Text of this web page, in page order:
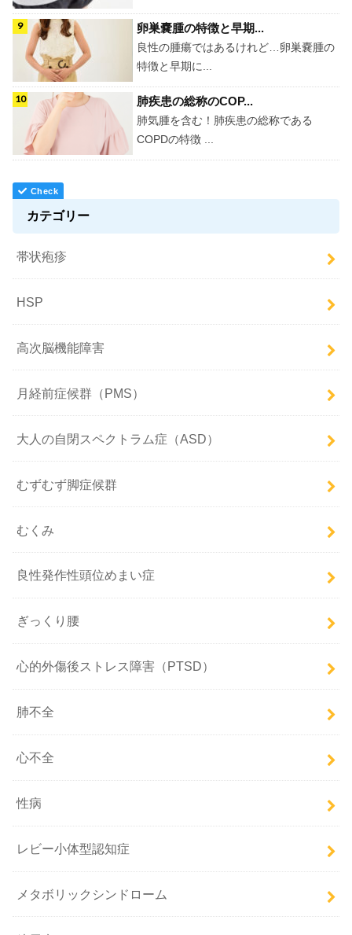
卵巣嚢腫の特徴と早期...
良性の腫瘍ではあるけれど…卵巣嚢腫の
特徴と早期に...
肺疾患の総称のCOP...
肺気腫を含む！肺疾患の総称である
COPDの特徴 ...
カテゴリー
帯状疱疹
HSP
高次脳機能障害
月経前症候群（PMS）
大人の自閉スペクトラム症（ASD）
むずむず脚症候群
むくみ
良性発作性頭位めまい症
ぎっくり腰
心的外傷後ストレス障害（PTSD）
肺不全
心不全
性病
レビー小体型認知症
メタボリックシンドローム